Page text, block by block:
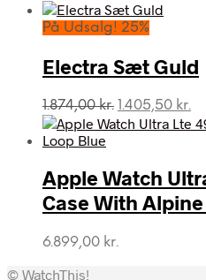
På Udsalg! 25%
Electra Sæt Guld
1.874,00kr. Den
oprindelige
1.874,00 kr..
1.405,50 kr.
Apple Watch
Case With
6.899,00 kr.
© WatchThis!